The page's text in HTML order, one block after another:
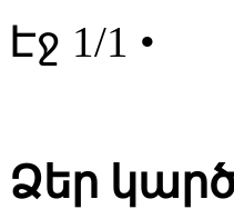
Էջ 1/1 •
Ձեր